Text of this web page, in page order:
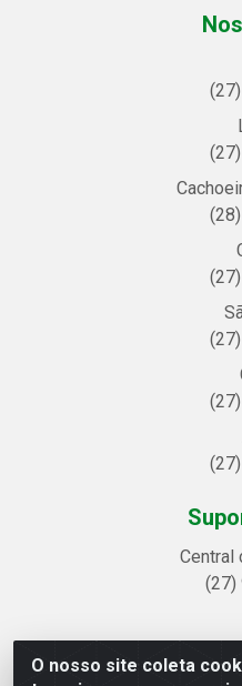
O nosso site coleta
Central
(27)
Linhavix Distribuidora